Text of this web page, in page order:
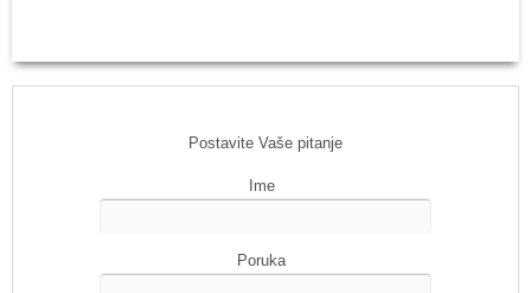
Postavite Vaše pitanje
Ime
Poruka